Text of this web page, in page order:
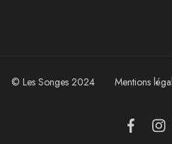
© Les Songes 2024 Mentions